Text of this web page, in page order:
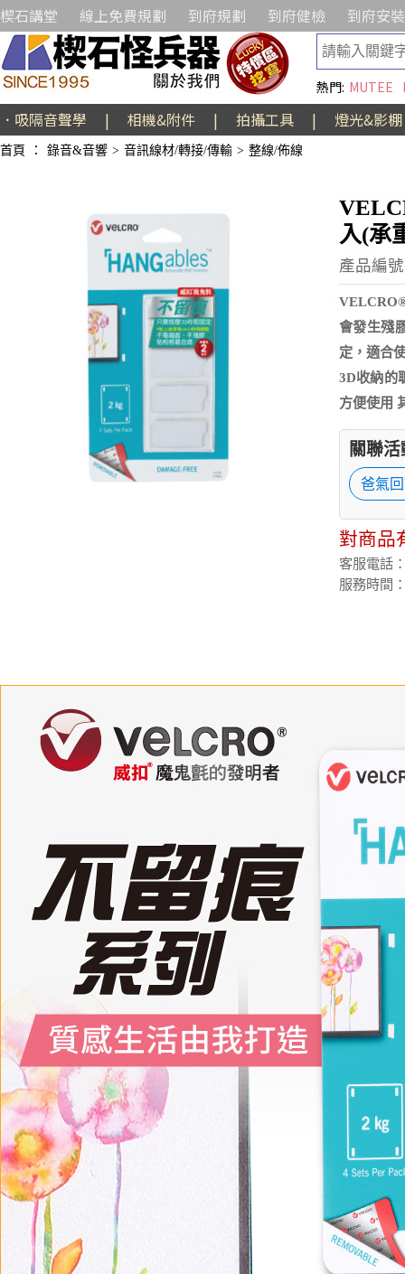
楔石講堂 線上免費規劃 到府規劃 到府健檢 到府安裝
熱門: MUTEE
．吸隔音聲學 | 相機&附件 | 拍攝工具 | 燈光&影棚
首頁 ： 錄音&音響 > 音訊線材/轉接/傳輸 > 整線/佈線
入(承
產品編
會發生殘
定，適合
3D收納的
方便使用
關聯
爸氣
對商品
客服電話
服務時間